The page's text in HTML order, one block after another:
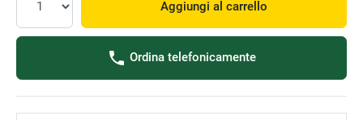
Aggiungi al carrello
Ordina telefonicamente